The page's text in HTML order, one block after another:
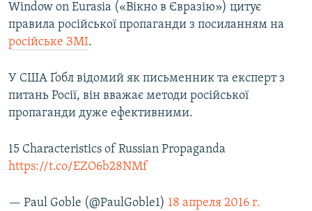
Усі сайти RFE/RL
Window on Eurasiа («Вікно в Євразію») цитує
правила російської пропаганди з посиланням на
російське ЗМІ.
У США Ґобл відомий як письменник та експерт з
питань Росії, він вважає методи російської
пропаганди дуже ефективними.
15 Characteristics of Russian Propaganda
https://t.co/EZO6b28NMf
— Paul Goble (@PaulGoble1) 18 апреля 2016 г.